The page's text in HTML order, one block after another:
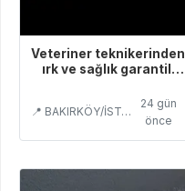
Veteriner teknikerinden
ırk ve sağlık garantili
📍 BAKIRKÖY/İSTANBUL
24 gün
önce